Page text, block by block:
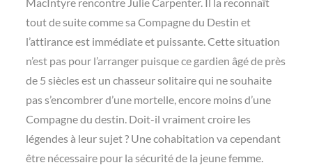
tout de suite comme sa Compagne du Destin et
l’attirance est immédiate et puissante. Cette situation
n’est pas pour l’arranger puisque ce gardien âgé de près
de 5 siècles est un chasseur solitaire qui ne souhaite
pas s’encombrer d’une mortelle, encore moins d’une
Compagne du destin. Doit-il vraiment croire les
légendes à leur sujet ? Une cohabitation va cependant
être nécessaire pour la sécurité de la jeune femme.